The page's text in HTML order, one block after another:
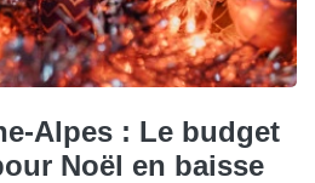
Alpes : Le budget
Noël en baisse